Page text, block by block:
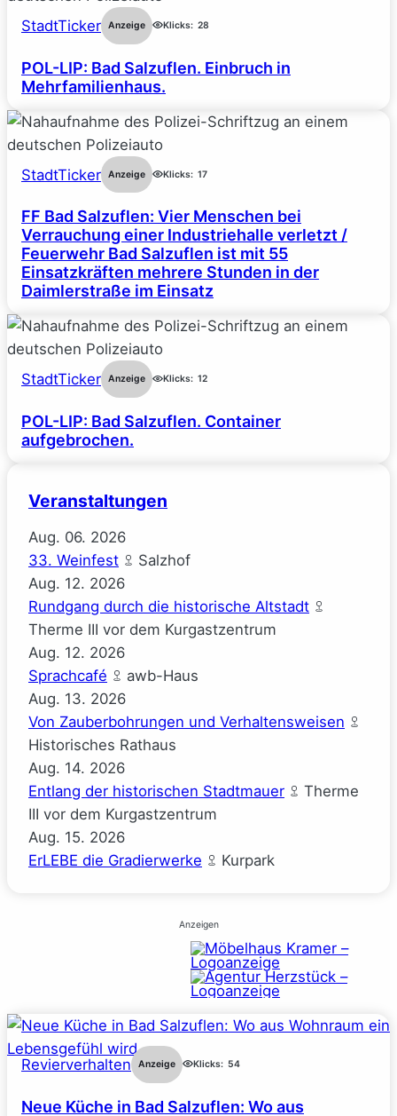
StadtTicker Anzeige Klicks: 28
POL-LIP: Bad Salzuflen. Einbruch in
Mehrfamilienhaus.
StadtTicker Anzeige Klicks: 17
FF Bad Salzuflen: Vier Menschen bei
Verrauchung einer Industriehalle verletzt /
Feuerwehr Bad Salzuflen ist mit 55
Einsatzkräften mehrere Stunden in der
Daimlerstraße im Einsatz
StadtTicker Anzeige Klicks: 12
POL-LIP: Bad Salzuflen. Container
aufgebrochen.
Veranstaltungen
Aug. 06. 2026
33. Weinfest
Salzhof
Aug. 12. 2026
Rundgang durch die historische Altstadt
Therme III vor dem Kurgastzentrum
Aug. 12. 2026
Sprachcafé
awb-Haus
Aug. 13. 2026
Von Zauberbohrungen und Verhaltensweisen
Historisches Rathaus
Aug. 14. 2026
Entlang der historischen Stadtmauer
Therme
III vor dem Kurgastzentrum
Aug. 15. 2026
ErLEBE die Gradierwerke
Kurpark
Anzeigen
Revierverhalten Anzeige Klicks: 54
Neue Küche in Bad Salzuflen: Wo aus